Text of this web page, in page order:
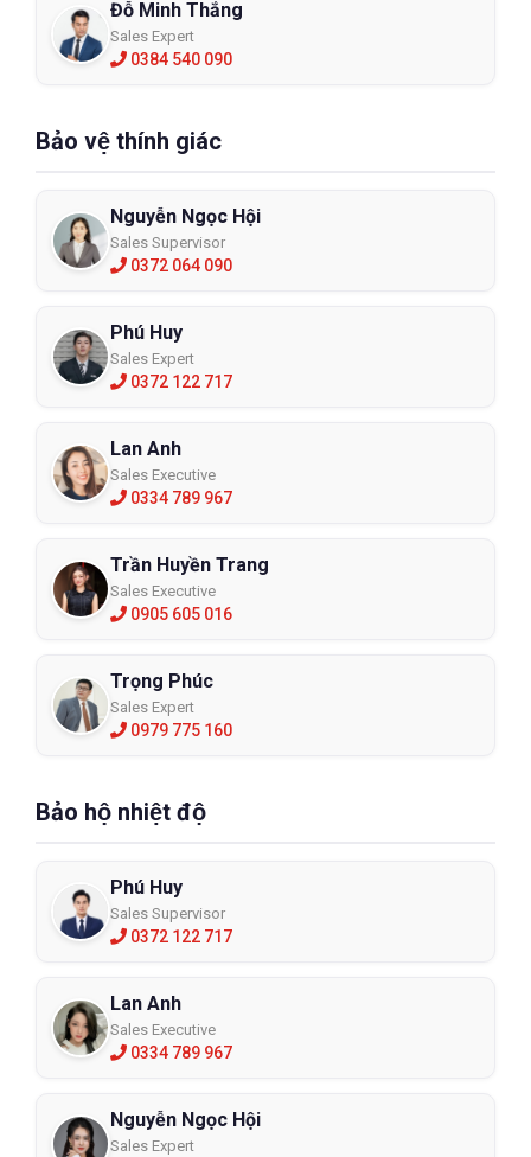
Đỗ Minh Thắng
Sales Expert
0384 540 090
Bảo vệ thính giác
Nguyễn Ngọc Hội
Sales Supervisor
0372 064 090
Phú Huy
Sales Expert
0372 122 717
Lan Anh
Sales Executive
0334 789 967
Trần Huyền Trang
Sales Executive
0905 605 016
Trọng Phúc
Sales Expert
0979 775 160
Bảo hộ nhiệt độ
Phú Huy
Sales Supervisor
0372 122 717
Lan Anh
Sales Executive
0334 789 967
Nguyễn Ngọc Hội
Sales Expert